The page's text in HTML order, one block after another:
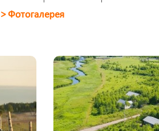
>Фотогалерея